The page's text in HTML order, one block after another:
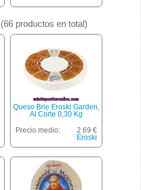
(66 productos en total)
Queso Brie Eroski Garden,
Al Corte 0,30 Kg
Precio medio:
2.69 €
Eroski